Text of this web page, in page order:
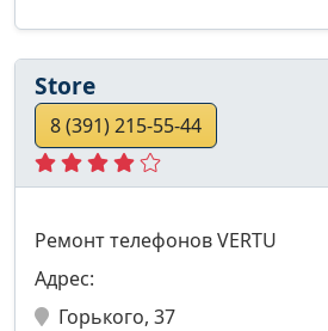
Store
8 (391) 215-55-44
Ремонт телефонов VERTU
Адрес:
Горького, 37